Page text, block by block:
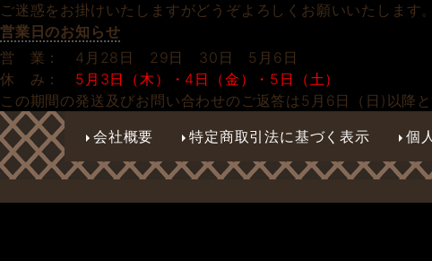
ご迷惑をお掛けいたしますがどうぞよろしくお願いいたします。
営業日のお知らせ
営 業： 4月28日 29日 30日 5月6日
休 み： 5月3日（木）・4日（金）・5日（土）
この期間の発送及びお問い合わせのご返答は5月6日（日)以降と
会社概要
特定商取引法に基づく表示 個